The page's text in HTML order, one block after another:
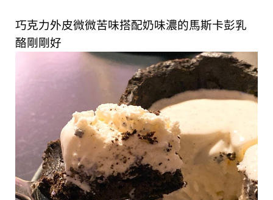
巧克力外皮微微苦味搭配奶味濃的馬斯卡彭乳
酪剛剛好